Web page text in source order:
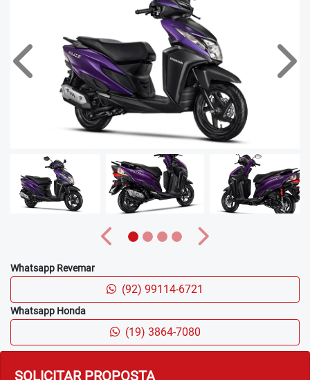
aberto da Elite 125, proporcionando facilidade para
armazenar e transportar pequenos objetos.
PORTA-OBJETOS CENTRAL
Com capacidade de 19,7 litros, o porta-objeto central da
Elite 125 agora possui uma maior capacidade volumétrica,
permitindo acomodar com tranquilidade um capacete
aberto, proporcionando comodidade.